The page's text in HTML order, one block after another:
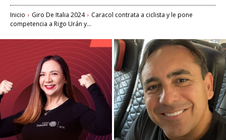
Inicio Giro De Italia 2024
Caracol contrata a ciclista y le pone
competencia a Rigo Urán y...